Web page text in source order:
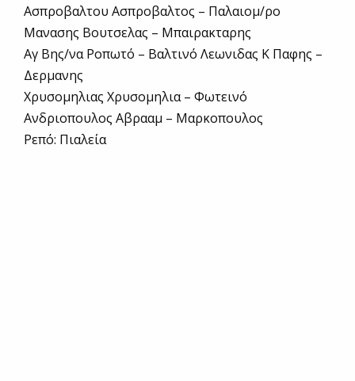
Ασπροβαλτου Ασπροβαλτος – Παλαιομ/ρο
Μανασης Βουτσελας – Μπαιρακταρης
Αγ Βης/να Ροπωτό – Βαλτινό Λεωνιδας Κ Παφης –
Δερμανης
Χρυσομηλιας Χρυσομηλια – Φωτεινό
Ανδριοπουλος Αβρααμ – Μαρκοπουλος
Ρεπό: Πιαλεία